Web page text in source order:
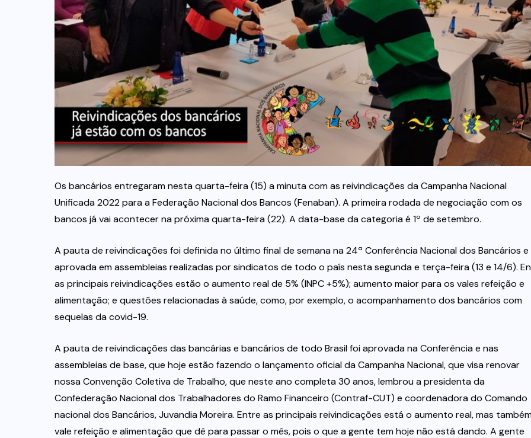
Os bancários entregaram nesta quarta-feira (15) a minuta com as reivindicações da Campanha Nacional
Unificada 2022 para a Federação Nacional dos Bancos (Fenaban). A primeira rodada de negociação com os
bancos já vai acontecer na próxima quarta-feira (22). A data-base da categoria é 1º de setembro.
A pauta de reivindicações foi definida no último final de semana na 24ª Conferência Nacional dos Bancários e
aprovada em assembleias realizadas por sindicatos de todo o país nesta segunda e terça-feira (13 e 14/6).
as principais reivindicações estão o aumento real de 5% (INPC +5%); aumento maior para os vales refeição e
alimentação; e questões relacionadas à saúde, como, por exemplo, o acompanhamento dos bancários com
sequelas da covid-19.
A pauta de reivindicações das bancárias e bancários de todo Brasil foi aprovada na Conferência e nas
assembleias de base, que hoje estão fazendo o lançamento oficial da Campanha Nacional, que visa renovar
nossa Convenção Coletiva de Trabalho, que neste ano completa 30 anos, lembrou a presidenta da
Confederação Nacional dos Trabalhadores do Ramo Financeiro (Contraf-CUT) e coordenadora do Comando
nacional dos Bancários, Juvandia Moreira. Entre as principais reivindicações está o aumento real, mas
vale refeição e alimentação que dê para passar o mês, pois o que a gente tem hoje não está dando. A gente